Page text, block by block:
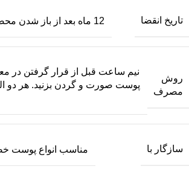
تاریخ انقضا 12 ماه بعد از باز شدن محصول – 2026/08/10
روش
مصرف
نیم ساعت قبل از قرار گرفتن در
پوست صورت و گردن بزنید. هر دو
سازگار با مناسب انواع پوست